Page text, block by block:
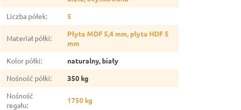
Liczba półek: 5
Materiał półki:
Płyta MDF 5,4 mm, płyta HDF 5
mm
Kolor półki:
naturalny, biały
Nośność półki:
350 kg
Nośność
regału:
1750 kg